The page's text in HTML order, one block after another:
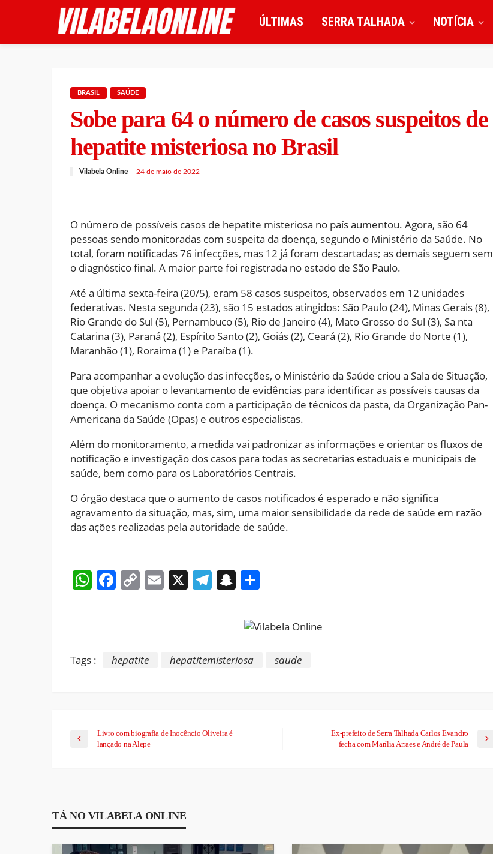
ÚLTIMAS SERRA TALHADA NOTÍCIA
BRASIL SAÚDE
Sobe para 64 o número de casos suspeitos de
hepatite misteriosa no Brasil
Vilabela Online 24 de maio de 2022
O número de possíveis casos de hepatite misteriosa no país aumentou. Agora, são 64
pessoas sendo monitoradas com suspeita da doença, segundo o Ministério da Saúde. No
total, foram notificadas 76 infecções, mas 12 já foram descartadas; as demais seguem sem
o diagnóstico final. A maior parte foi registrada no estado de São Paulo.
Até a última sexta-feira (20/5), eram 58 casos suspeitos, observados em 12 unidades
federativas. Nesta segunda (23), são 15 estados atingidos: São Paulo (24), Minas Gerais (8),
Rio Grande do Sul (5), Pernambuco (5), Rio de Janeiro (4), Mato Grosso do Sul (3), Sa nta
Catarina (3), Paraná (2), Espírito Santo (2), Goiás (2), Ceará (2), Rio Grande do Norte (1),
Maranhão (1), Roraima (1) e Paraíba (1).
Para acompanhar a evolução das infecções, o Ministério da Saúde criou a Sala de Situação,
que objetiva apoiar o levantamento de evidências para identificar as possíveis causas da
doença. O mecanismo conta com a participação de técnicos da pasta, da Organização Pan-
Americana da Saúde (Opas) e outros especialistas.
Além do monitoramento, a medida vai padronizar as informações e orientar os fluxos de
notificação e investigação dos casos para todas as secretarias estaduais e municipais de
saúde, bem como para os Laboratórios Centrais.
O órgão destaca que o aumento de casos notificados é esperado e não significa
agravamento da situação, mas, sim, uma maior sensibilidade da rede de saúde em razão
das ações realizadas pela autoridade de saúde.
WhatsApp
Facebook
CopyEmail
X Telegram
Snapchat
Tags : hepatite hepatitemisteriosa saude
Livro com biografia de Inocêncio Oliveira é
lançado na Alepe
Ex-prefeito de Serra Talhada Carlos Evandro
fecha com Marília Arraes e André de Paula
TÁ NO VILABELA ONLINE